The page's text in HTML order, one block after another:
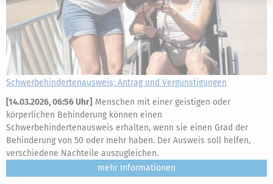
Schwerbehindertenausweis: Antrag und Vergünstigungen
[14.03.2026, 06:56 Uhr] Menschen mit einer geistigen oder
körperlichen Behinderung können einen
Schwerbehindertenausweis erhalten, wenn sie einen Grad der
Behinderung von 50 oder mehr haben. Der Ausweis soll helfen,
verschiedene Nachteile auszugleichen.
mehr